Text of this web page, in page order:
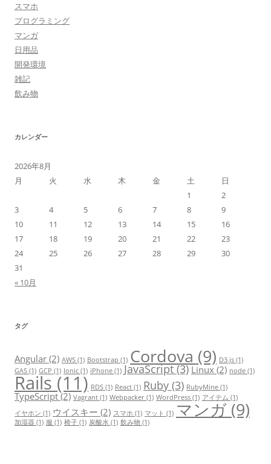
スマホ
プログラミング
マンガ
日用品
開発環境
雑記
飲み物
カレンダー
2026年8月
月
火 水 木 金 土
日
1
2
3
4 5 6 7 8
9
10
11 12 13 14 15
16
17
18 19 20 21 22
23
24
25 26 27 28 29
30
31
« 10月
タグ
Angular (2) AWS (1) Bootstrap (1) Cordova (9) D3.js (1)
GAS (1) GCP (1) Ionic (1) iPhone (1) JavaScript(3) Linux (2) node (1)
Rails(11) RDS (1) React (1) Ruby (3) RubyMine (1)
TypeScript(2) Vagrant (1) Webpacker (1) WordPress (1) アイテム (1)
イヤホン (1) ウイスキー (2) スマホ (1) マット (1) マンガ (9)
加湿器 (1) 服 (1) 椅子 (1) 炭酸水 (1) 飲み物 (1)